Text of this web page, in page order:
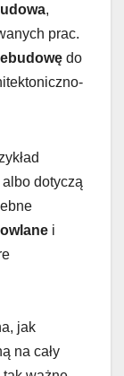
,
prac.
do
dotyczą
i
jak
na cały